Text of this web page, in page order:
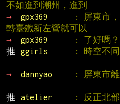
不如進到潮州，進到
→
gpx369
: 屏東市
轉臺鐵新左營就可以
→
gpx369 : 了好嗎？
推
ggirls
: 時空不
→
dannyao
: 屏東市
推
atelier
: 反正北